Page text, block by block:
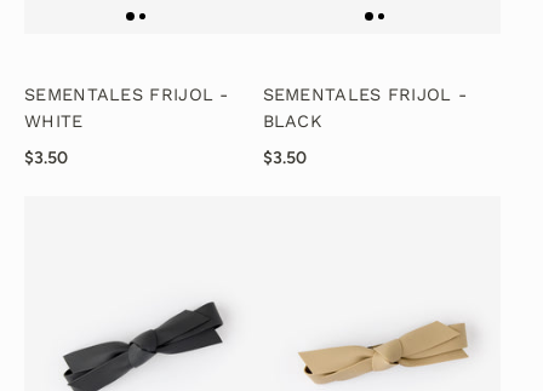
SEMENTALES FRIJOL -
WHITE
$3.50
SEMENTALES FRIJOL -
BLACK
$3.50